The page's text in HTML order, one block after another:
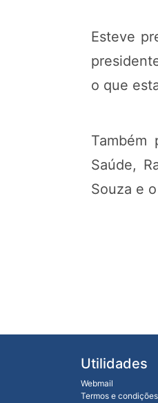
Esteve
o que
Também
Saúde,
Souza e
Utilidades
Webmail
Termos e condições